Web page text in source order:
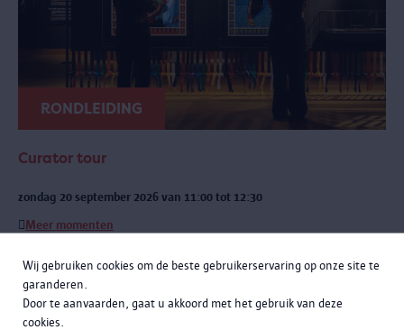
Wij gebruiken cookies om de beste gebruikerservaring op onze site te
garanderen.
Door te aanvaarden, gaat u akkoord met het gebruik van deze
cookies.
RONDLEIDING
Curator tour
zondag 20 september 2026 van 11:00 tot 12:30
Meer momenten
Een exclusieve rondleiding met curatoren Rachid Atia en Roselyne
Francken. Je leert niet alleen de opmerkelijke verhalen achter de
objecten kennen, maar komt ook meer te weten over de bijzondere
samenwerking met het Antwerpse sportlandschap.